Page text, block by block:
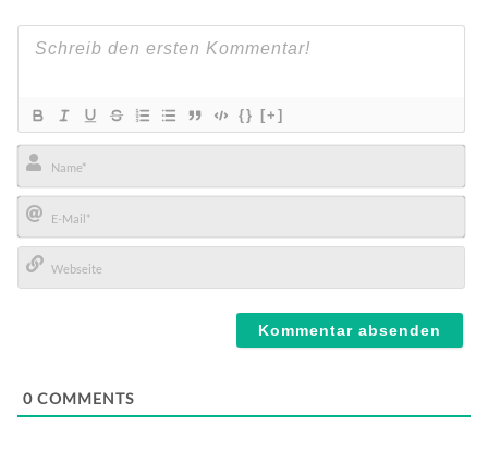
{} [+]
Name*
E-
Mail*
0 COMMENTS